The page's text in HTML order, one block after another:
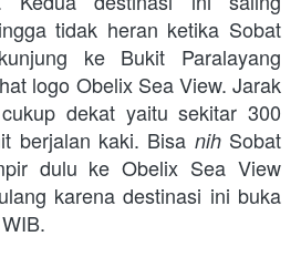
tidak heran ketika Sobat
ke Bukit Paralayang
logo Obelix Sea View. Jarak
dekat yaitu sekitar 300
berjalan kaki. Bisa nih Sobat
dulu ke Obelix Sea View
karena destinasi ini buka